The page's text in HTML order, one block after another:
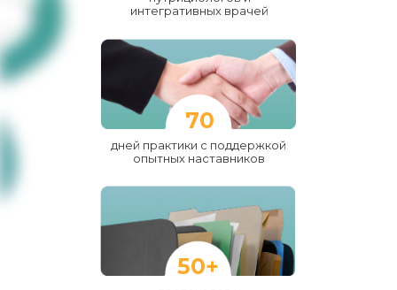
70
50+
дней практики с поддержкой
опытных наставников
интегративных врачей